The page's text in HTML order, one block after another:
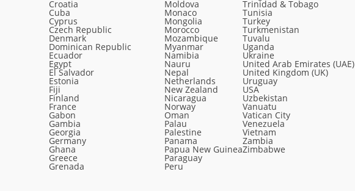
Croatia Moldova Trinidad & Tobago
Cuba Monaco Tunisia
Cyprus Mongolia Turkey
Czech Republic Morocco Turkmenistan
Denmark Mozambique Tuvalu
Dominican Republic Myanmar Uganda
Ecuador Namibia Ukraine
Egypt Nauru United Arab Emirates (UAE)
El Salvador Nepal United Kingdom (UK)
Estonia Netherlands Uruguay
Fiji New Zealand USA
Finland Nicaragua Uzbekistan
France Norway Vanuatu
Gabon Oman Vatican City
Gambia Palau Venezuela
Georgia Palestine Vietnam
Germany Panama Zambia
Ghana Papua New GuineaZimbabwe
Greece Paraguay
Grenada Peru